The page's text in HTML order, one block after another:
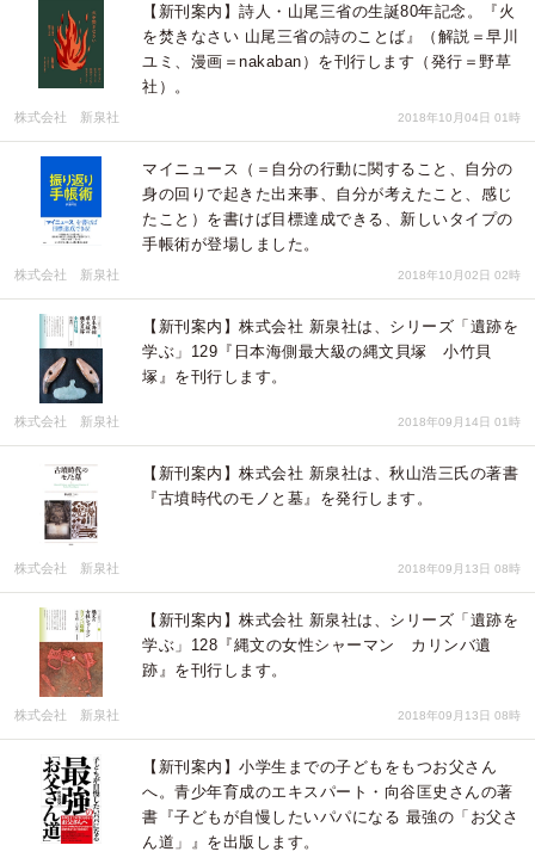
【新刊案内】詩人・山尾三省の生誕80年記念。『火
を焚きなさい 山尾三省の詩のことば』（解説＝早川
ユミ、漫画＝nakaban）を刊行します（発行＝野草
社）。
株式会社 新泉社 2018年10月04日 01時
マイニュース（＝自分の行動に関すること、自分の
身の回りで起きた出来事、自分が考えたこと、感じ
たこと）を書けば目標達成できる、新しいタイプの
手帳術が登場しました。
株式会社 新泉社 2018年10月02日 02時
【新刊案内】株式会社 新泉社は、シリーズ「遺跡を
学ぶ」129『日本海側最大級の縄文貝塚 小竹貝
塚』を刊行します。
株式会社 新泉社 2018年09月14日 01時
【新刊案内】株式会社 新泉社は、秋山浩三氏の著書
『古墳時代のモノと墓』を発行します。
株式会社 新泉社 2018年09月13日 08時
【新刊案内】株式会社 新泉社は、シリーズ「遺跡を
学ぶ」128『縄文の女性シャーマン カリンバ遺
跡』を刊行します。
株式会社 新泉社 2018年09月13日 08時
【新刊案内】小学生までの子どもをもつお父さん
へ。青少年育成のエキスパート・向谷匡史さんの著
書『子どもが自慢したいパパになる 最強の「お父さ
ん道」』を出版します。